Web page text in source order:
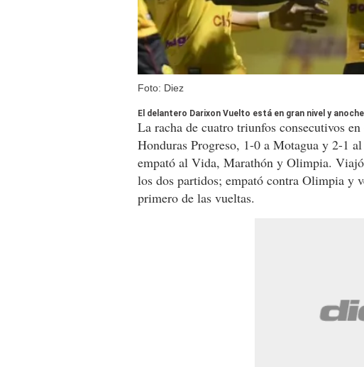
Foto: Diez
El delantero Darixon Vuelto está en gran nivel y
La racha de cuatro triunfos consecutivos
Honduras Progreso, 1-0 a Motagua y 2-1
empató al Vida, Marathón y Olimpia.
los dos partidos; empató contra Olimpia y
primero de las vueltas.